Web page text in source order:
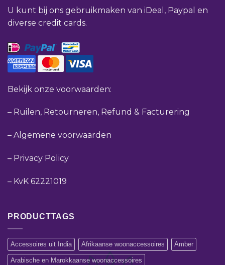
U kunt bij ons gebruikmaken van iDeal, Paypal en
diverse credit cards.
Bekijk onze voorwaarden:
– Ruilen, Retourneren, Refund & Facturering
– Algemene voorwaarden
– Privacy Policy
– KvK 62221019
PRODUCTTAGS
Accessoires uit India Afrikaanse woonaccessoires Amber
Arabische en Marokkaanse woonaccessoires